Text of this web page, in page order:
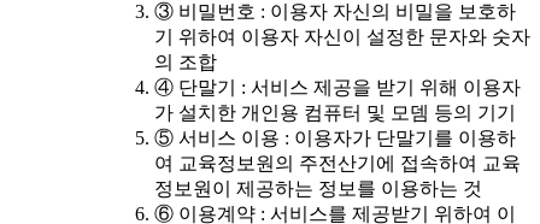
③ 비밀번호 : 이용자 자신의 비밀을 보호하
기 위하여 이용자 자신이 설정한 문자와 숫자
의 조합
④ 단말기 : 서비스 제공을 받기 위해 이용자
가 설치한 개인용 컴퓨터 및 모뎀 등의 기기
⑤ 서비스 이용 : 이용자가 단말기를 이용하
여 교육정보원의 주전산기에 접속하여 교육
정보원이 제공하는 정보를 이용하는 것
⑥ 이용계약 : 서비스를 제공받기 위하여 이